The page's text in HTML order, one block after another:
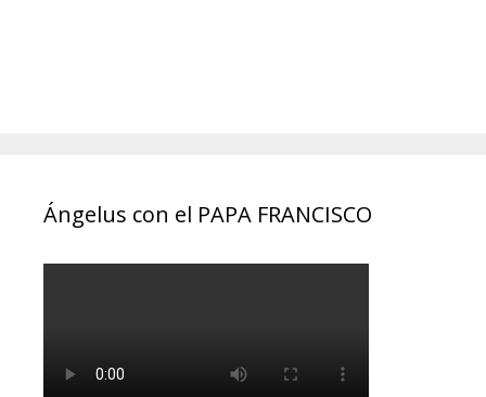
Ángelus con el PAPA FRANCISCO